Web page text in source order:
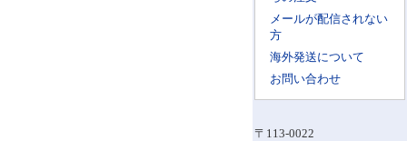
メールが配信されない
方
海外発送について
お問い合わせ
〒113-0022